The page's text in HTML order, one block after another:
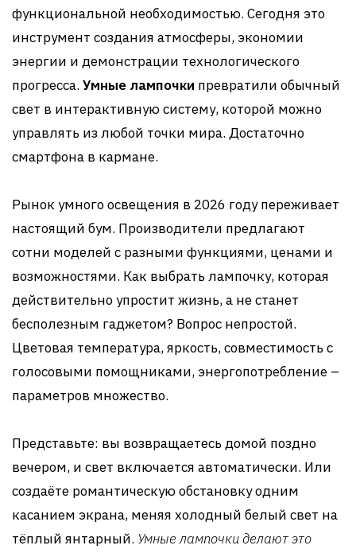
функциональной необходимостью. Сегодня это
инструмент создания атмосферы, экономии
энергии и демонстрации технологического
прогресса. Умные лампочки превратили обычный
свет в интерактивную систему, которой можно
управлять из любой точки мира. Достаточно
смартфона в кармане.
Рынок умного освещения в 2026 году переживает
настоящий бум. Производители предлагают
сотни моделей с разными функциями, ценами и
возможностями. Как выбрать лампочку, которая
действительно упростит жизнь, а не станет
бесполезным гаджетом? Вопрос непростой.
Цветовая температура, яркость, совместимость с
голосовыми помощниками, энергопотребление –
параметров множество.
Представьте: вы возвращаетесь домой поздно
вечером, и свет включается автоматически. Или
создаёте романтическую обстановку одним
касанием экрана, меняя холодный белый свет на
тёплый янтарный. Умные лампочки делают это